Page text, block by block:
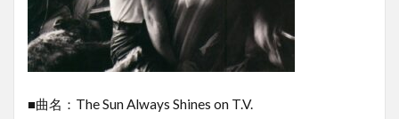
■曲名：The Sun Always Shines on T.V.